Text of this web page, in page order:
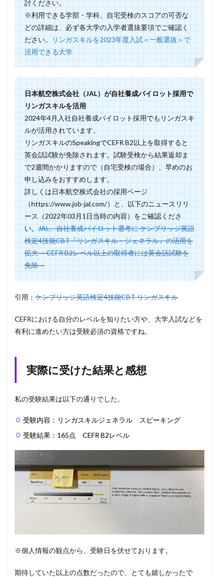
討ください。
※利用できる学部・学科、自宅受検のスコアの可否な
どの詳細は、必ず各大学の入学者選抜要項でご確認く
ださい。
リンガスキルを2023年度入試＜一般選抜＞で
活用できる大学
日本航空株式会社（JAL）が自社養成パイロット採用で
リンガスキルを活用
2024年4月入社自社養成パイロット採用でもリンガスキ
ルが活用されています。
リンガスキルのSpeakingでCEFR B2以上を取得すると
英会話試験が免除されます。試験受検から結果返却ま
で2週間かかりますので（自宅受検の場合）、早めのお
申し込みをおすすめします。
詳しくは日本航空株式会社の採用ページ
（https://www.job-jal.com/）と、以下のニュースリリ
ース（2022年03月1日当時の内容）をご確認くださ
い。JAL、自社養成パイロット選考に ケンブリッジ英語
検定4技能CBT『リンガスキル・ジェネラル』の活用を
拡大 ～CEFR B2レベル以上の取得者には英会話試験を
免除～
引用： ケンブリッジ英語検定4技能CBT リンガスキル
CEFRにおける自分のレベルを知りたい方や、大学入試などを
有利に進めたい方は受験必須の資格ですね。
実際に受けた結果と感想
私の受験結果は以下の通りでした。
受験内容：リンガスキルジェネラル スピーキング
受験結果：165点 CEFR B2レベル
※個人情報の観点から、受験日を伏せております。
期待していた以上の点数だったので、とても嬉しかったで